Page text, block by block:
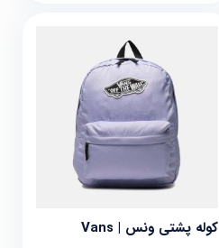
کوله پشتی ونس | Vans